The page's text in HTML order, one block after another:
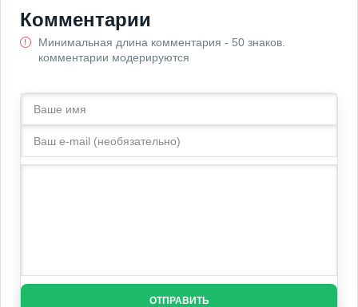
Комментарии
Минимальная длина комментария - 50 знаков.
комментарии модерируются
ОТПРАВИТЬ